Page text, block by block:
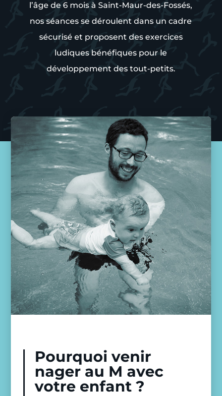
l’âge de 6 mois à Saint-Maur-des-Fossés,
nos séances se déroulent dans un cadre
sécurisé et proposent des exercices
ludiques bénéfiques pour le
développement des tout-petits.
Pourquoi venir
nager au M avec
votre enfant ?